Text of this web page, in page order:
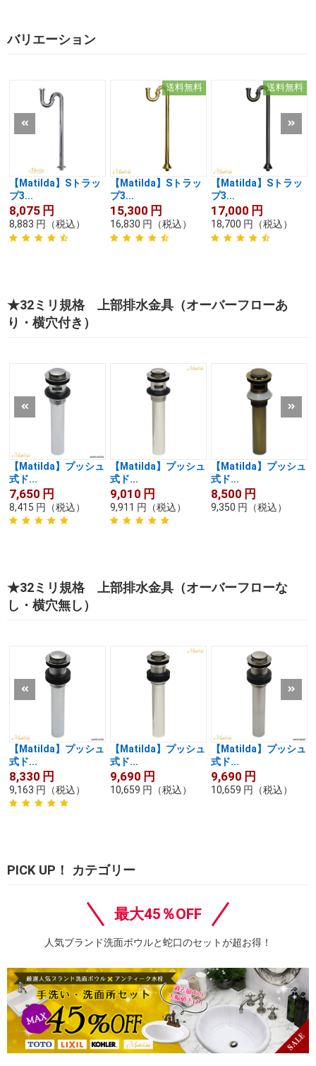
バリエーション
【Matilda】Sトラッ
プ3...
8,075 円
8,883 円 （税込）
送料無料
【Matilda】Sトラッ
プ3...
15,300 円
16,830 円 （税込）
送料無料
【Matilda】Sトラッ
プ3...
17,000 円
18,700 円 （税込）
★32ミリ規格 上部排水金具（オーバーフローあ
り・横穴付き）
【Matilda】プッシュ
式ド...
7,650 円
8,415 円 （税込）
【Matilda】プッシュ
式ド...
9,010 円
9,911 円 （税込）
【Matilda】プッシュ
式ド...
8,500 円
9,350 円 （税込）
★32ミリ規格 上部排水金具（オーバーフローな
し・横穴無し）
【Matilda】プッシュ
式ド...
8,330 円
9,163 円 （税込）
【Matilda】プッシュ
式ド...
9,690 円
10,659 円 （税込）
【Matilda】プッシュ
式ド...
9,690 円
10,659 円 （税込）
PICK UP！ カテゴリー
最大45％OFF
人気ブランド洗面ボウルと蛇口のセットが超お得！